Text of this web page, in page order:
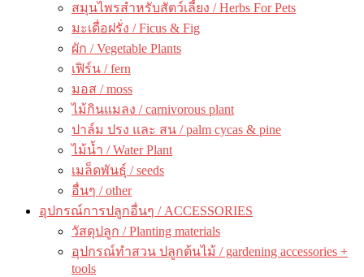
สมุนไพรสำหรับสัตว์เลี้ยง / Herbs For Pets
มะเดื่อฝรั่ง / Ficus & Fig
ผัก / Vegetable Plants
เฟิร์น / fern
มอส / moss
ไม้กินแมลง / carnivorous plant
ปาล์ม ปรง และ สน / palm cycas & pine
ไม้น้ำ / Water Plant
เมล็ดพันธุ์ / seeds
อื่นๆ / other
อุปกรณ์การปลูกอื่นๆ / ACCESSORIES
วัสดุปลูก / Planting materials
อุปกรณ์ทำสวน ปลูกต้นไม้ / gardening accessories +
tools